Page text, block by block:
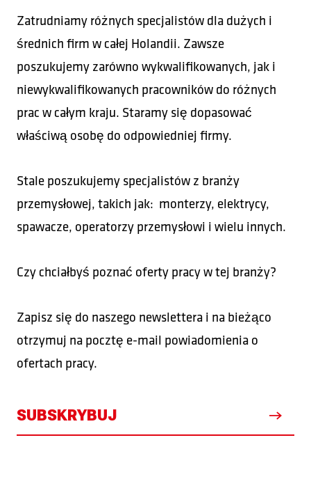
Zatrudniamy różnych specjalistów dla dużych i
średnich firm w całej Holandii. Zawsze
poszukujemy zarówno wykwalifikowanych, jak i
niewykwalifikowanych pracowników do różnych
prac w całym kraju. Staramy się dopasować
właściwą osobę do odpowiedniej firmy.
Stale poszukujemy specjalistów z branży
przemysłowej, takich jak: monterzy, elektrycy,
spawacze, operatorzy przemysłowi i wielu innych.
Czy chciałbyś poznać oferty pracy w tej branży?
Zapisz się do naszego newslettera i na bieżąco
otrzymuj na pocztę e-mail powiadomienia o
ofertach pracy.
SUBSKRYBUJ